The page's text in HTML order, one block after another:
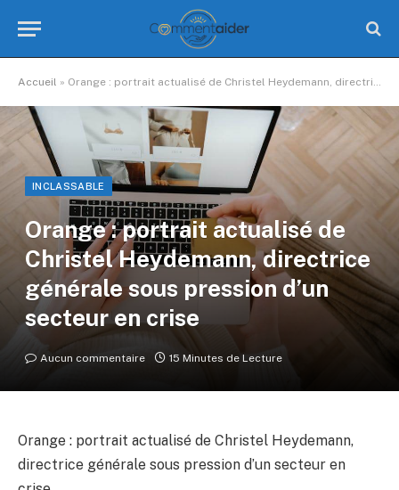
Accueil » Orange : portrait actualisé de Christel Heydemann, directrice générale sous pression d’un secteur en crise
INCLASSABLE
Orange : portrait actualisé de
Christel Heydemann, directrice
générale sous pression d’un
secteur en crise
Aucun commentaire 15 Minutes de Lecture
Orange : portrait actualisé de Christel Heydemann,
directrice générale sous pression d’un secteur en